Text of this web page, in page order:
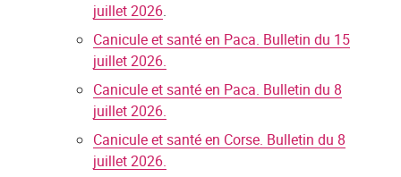
juillet 2026.
Canicule et santé en Paca. Bulletin du 15
juillet 2026.
Canicule et santé en Paca. Bulletin du 8
juillet 2026.
Canicule et santé en Corse. Bulletin du 8
juillet 2026.